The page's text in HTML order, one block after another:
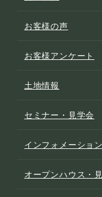
お客様の声
お客様アンケート
土地情報
セミナー・見学会
インフォメーション
オープンハウス・